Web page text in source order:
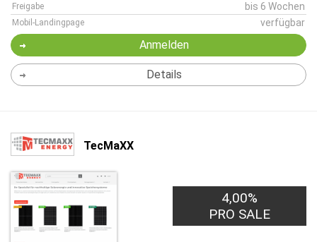
Freigabe bis 6 Wochen
Mobil-Landingpage verfügbar
Anmelden
Details
TecMaXX
4,00%
PRO SALE